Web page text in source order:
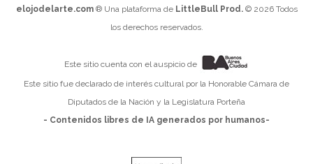
elojodelarte.com® Una plataforma de LittleBull Prod.© 2026 Todos
los derechos reservados.
Este sitio cuenta con el auspicio de
Este sitio fue declarado de interés cultural por la Honorable Cámara de
Diputados de la Nación y la Legislatura Porteña
- Contenidos libres de IA generados por humanos-